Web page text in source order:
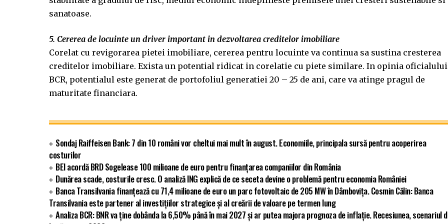
sanatoase.
5. Cererea de locuinte un driver important in dezvoltarea creditelor imobiliare
Corelat cu revigorarea pietei imobiliare, cererea pentru locuinte va continua sa sustina cresterea
creditelor imobiliare. Exista un potential ridicat in corelatie cu piete similare. In opinia oficialului
BCR, potentialul este generat de portofoliul generatiei 20 – 25 de ani, care va atinge pragul de
maturitate financiara.
Sondaj Raiffeisen Bank: 7 din 10 români vor cheltui mai mult în august. Economiile, principala sursă pentru acoperirea
costurilor
BEI acordă BRD Sogelease 100 milioane de euro pentru finanțarea companiilor din România
Dunărea scade, costurile cresc. O analiză ING explică de ce seceta devine o problemă pentru economia României
Banca Transilvania finanțează cu 71,4 milioane de euro un parc fotovoltaic de 205 MW în Dâmbovița. Cosmin Călin: Banca
Transilvania este partener al investițiilor strategice și al creării de valoare pe termen lung
Analiza BCR: BNR va ține dobânda la 6,50% până în mai 2027 și ar putea majora prognoza de inflație. Recesiunea, scenariul